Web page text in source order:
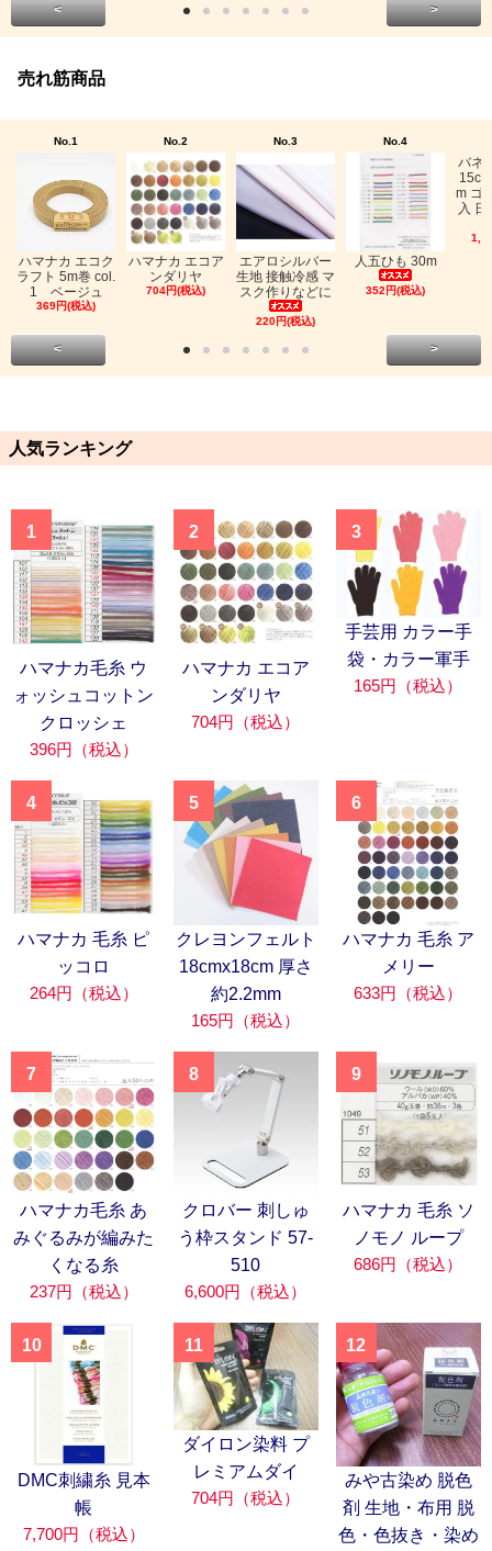
< >
売れ筋商品
No.1
ハマナカ エコク
ラフト 5m巻 col.
1 ベージュ
369円(税込)
No.2
ハマナカ エコア
ンダリヤ
704円(税込)
No.3
エアロシルバー
生地 接触冷感 マ
スク作りなどに
220円(税込)
No.4
人五ひも 30m
352円(税込)
バネ
m ゴ
入
< >
人気ランキング
1
ハマナカ毛糸 ウ
ォッシュコットン
クロッシェ
396円（税込）
2
ハマナカ エコア
ンダリヤ
704円（税込）
3
手芸用 カラー手
袋・カラー軍手
165円（税込）
4
ハマナカ 毛糸 ピ
ッコロ
264円（税込）
5
クレヨンフェルト
18cmx18cm 厚さ
約2.2mm
165円（税込）
6
ハマナカ 毛糸 ア
メリー
633円（税込）
7
ハマナカ毛糸 あ
みぐるみが編みた
くなる糸
237円（税込）
8
クロバー 刺しゅ
う枠スタンド 57-
510
6,600円（税込）
9
ハマナカ 毛糸 ソ
ノモノ ループ
686円（税込）
10
DMC刺繍糸 見本
帳
7,700円（税込）
11
ダイロン染料 プ
レミアムダイ
704円（税込）
12
みや古染め 脱色
剤 生地・布用 脱
色・色抜き・染め